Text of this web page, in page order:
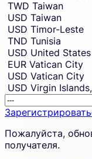
TWD Taiwan
USD Taiwan
USD Timor-Leste
TND Tunisia
USD United
EUR Vatican City
USD Vatican City
USD Virgin
up
to
Пожалуйста,
получателя.